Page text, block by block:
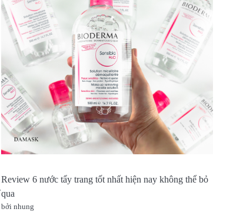
Review 6 nước tẩy trang tốt nhất hiện nay không thể bỏ
qua
bởi nhung